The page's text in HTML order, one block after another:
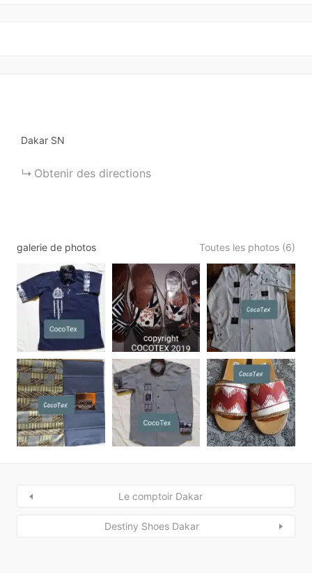
Dakar SN
Obtenir des directions
galerie de photos Toutes les photos (6)
Le comptoir Dakar
Destiny Shoes Dakar